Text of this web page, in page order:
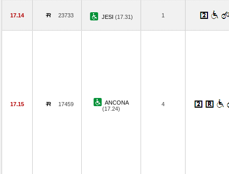
17.14 23733 JESI (17.31) 1
17.15 17459
ANCONA
(17.24)
4